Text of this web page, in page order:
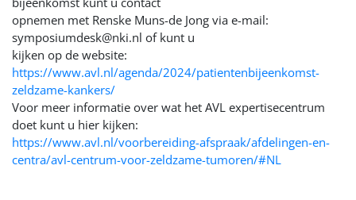
opnemen met Renske Muns-de Jong via e-mail:
symposiumdesk@nki.nl of kunt u
kijken op de website:
https://www.avl.nl/agenda/2024/patientenbijeenkomst-
zeldzame-kankers/
Voor meer informatie over wat het AVL expertisecentrum
doet kunt u hier kijken:
https://www.avl.nl/voorbereiding-afspraak/afdelingen-en-
centra/avl-centrum-voor-zeldzame-tumoren/#NL